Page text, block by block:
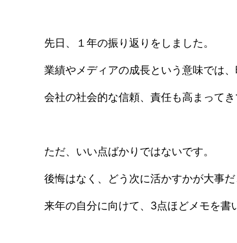
先日、１年の振り返りをしました。
業績やメディアの成長という意味では
会社の社会的な信頼、責任も高まってき
ただ、いい点ばかりではないです。
後悔はなく、どう次に活かすかが大事だ
来年の自分に向けて、3点ほどメモを書